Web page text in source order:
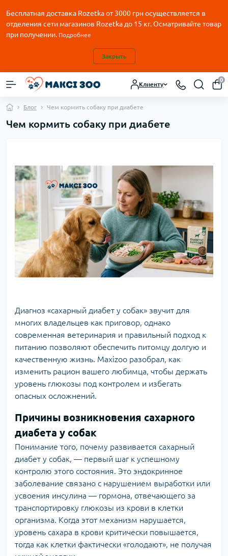
Бесплатная доставка Rozetka от3000 грн осуществляется в
отделения сети магазинов Rozetka до 15 кг. Осматривайте товар
при получении. Подробнее
Закрыть
Клиенту
0
Блог Чем кормить собаку при диабете
Чем кормить собаку при диабете
Диагноз «сахарный диабет у собак» звучит для
многих владельцев как приговор, однако
современная ветеринария и правильный подход к
питанию позволяют обеспечить питомцу долгую и
качественную жизнь. Maxizoo разобрал, как
изменить рацион вашего любимца, чтобы держать
уровень глюкозы под контролем и избегать
опасных осложнений.
Причины возникновения сахарного
диабета у собак
Понимание того, почему развивается сахарный
диабет у собак, — первый шаг к успешному
контролю этого состояния. Это эндокринное
заболевание связано с нарушением выработки или
усвоения инсулина — гормона, отвечающего за
транспортировку глюкозы из крови в клетки
организма. Когда этот механизм нарушается,
уровень сахара в крови критически повышается,
тогда как клетки фактически «голодают», не получая